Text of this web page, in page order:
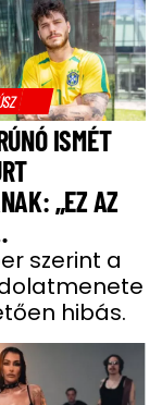
ISMÉT
„EZ AZ
szerint a
hibás.